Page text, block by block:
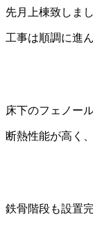
先月上棟致しま
工事は順調に進
床下のフェノー
断熱性能が高く
鉄骨階段も設置